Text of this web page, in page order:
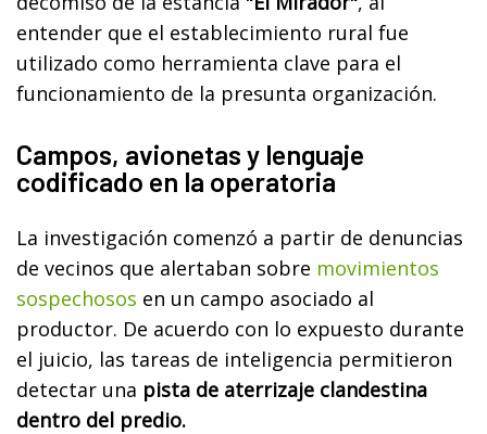
entender que el establecimiento rural fue
utilizado como herramienta clave para el
funcionamiento de la presunta organización.
Campos, avionetas y lenguaje
codificado en la operatoria
La investigación comenzó a partir de denuncias
de vecinos que alertaban sobre movimientos
sospechosos en un campo asociado al
productor. De acuerdo con lo expuesto durante
el juicio, las tareas de inteligencia permitieron
detectar una pista de aterrizaje clandestina
dentro del predio.